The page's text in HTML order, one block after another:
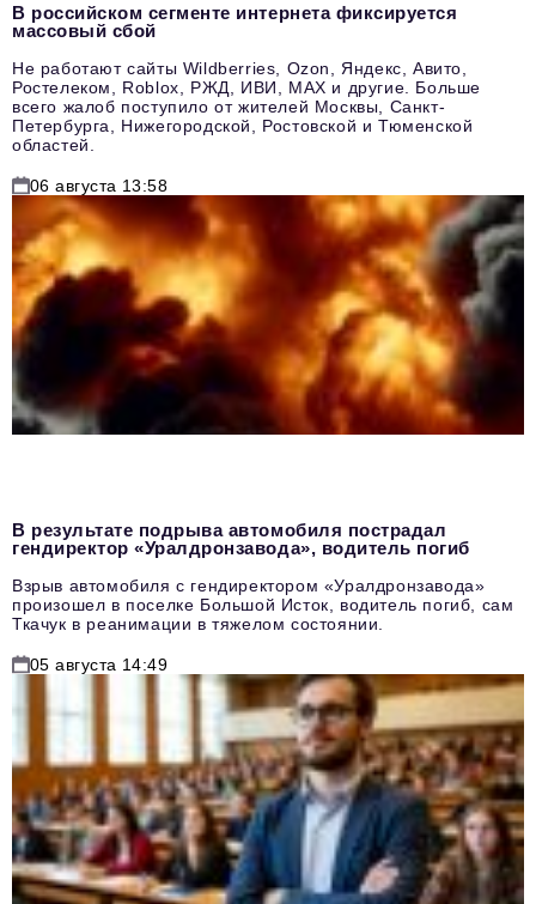
В российском сегменте интернета фиксируется
массовый сбой
Не работают сайты Wildberries, Ozon, Яндекс, Авито,
Ростелеком, Roblox, РЖД, ИВИ, MAX и другие. Больше
всего жалоб поступило от жителей Москвы, Санкт-
Петербурга, Нижегородской, Ростовской и Тюменской
областей.
06 августа 13:58
В результате подрыва автомобиля пострадал
гендиректор «Уралдронзавода», водитель погиб
Взрыв автомобиля с гендиректором «Уралдронзавода»
произошел в поселке Большой Исток, водитель погиб, сам
Ткачук в реанимации в тяжелом состоянии.
05 августа 14:49